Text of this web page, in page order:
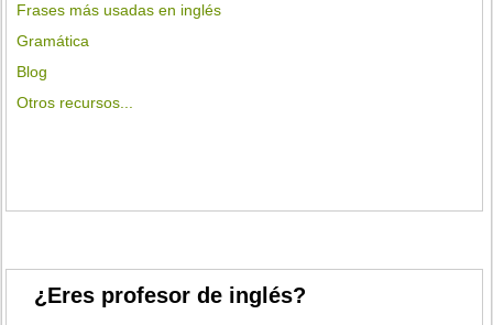
Frases más usadas en inglés
Gramática
Blog
Otros recursos...
¿Eres profesor de inglés?